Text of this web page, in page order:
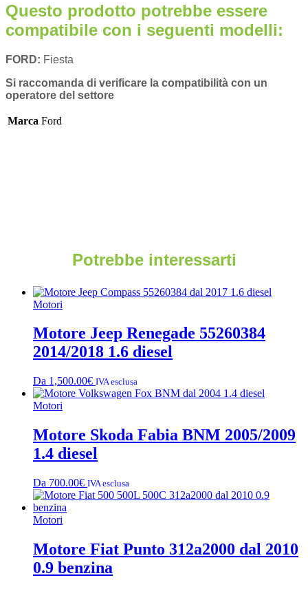
Questo prodotto potrebbe essere
compatibile con i seguenti modelli:
FORD: Fiesta
Si raccomanda di verificare la compatibilità con un
operatore del settore
Marca Ford
Potrebbe interessarti
Motori
Motore Jeep Renegade 55260384
2014/2018 1.6 diesel
Da 1,500.00€ IVA esclusa
Motori
Motore Skoda Fabia BNM 2005/2009
1.4 diesel
Da 700.00€ IVA esclusa
Motori
Motore Fiat Punto 312a2000 dal 2010
0.9 benzina